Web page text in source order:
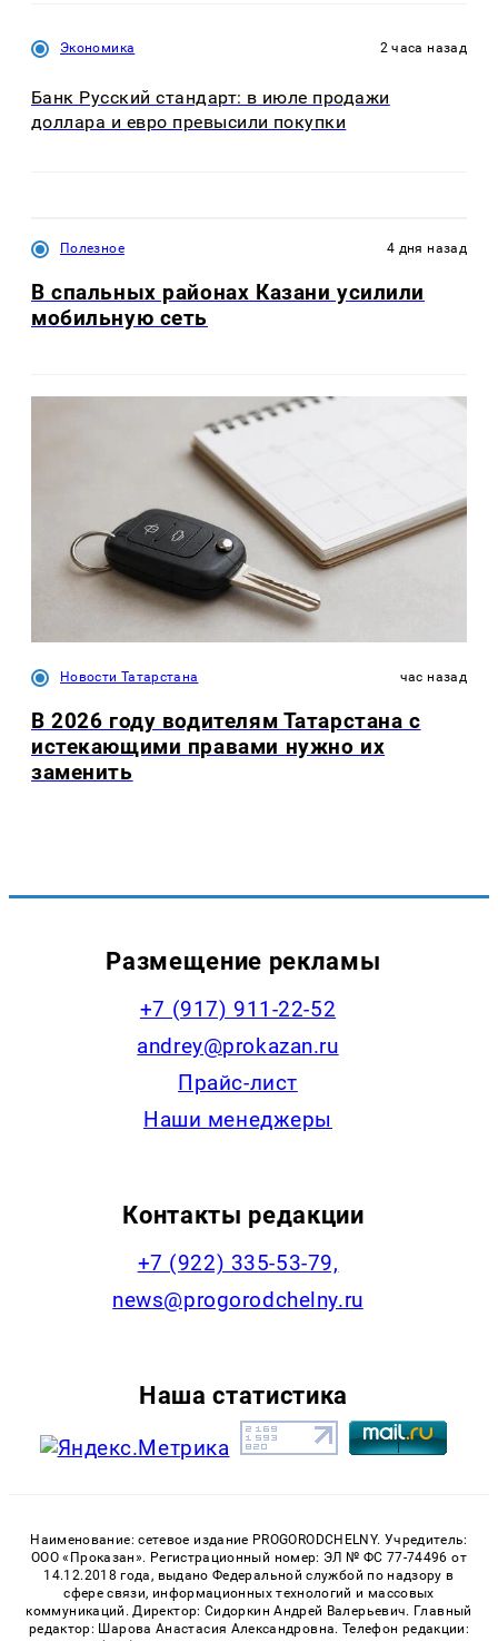
Экономика 2 часа назад
Банк Русский стандарт: в июле продажи
доллара и евро превысили покупки
Полезное 4 дня назад
В спальных районах Казани усилили
мобильную сеть
Новости Татарстана час назад
В 2026 году водителям Татарстана с
истекающими правами нужно их
заменить
Размещение рекламы
+7 (917) 911-22-52
andrey@prokazan.ru
Прайс-лист
Наши менеджеры
Контакты редакции
+7 (922) 335-53-79,
news@progorodchelny.ru
Наша статистика
Наименование: сетевое издание PROGORODCHELNY. Учредитель:
ООО «Проказан». Регистрационный номер: ЭЛ № ФС 77-74496 от
14.12.2018 года, выдано Федеральной службой по надзору в
сфере связи, информационных технологий и массовых
коммуникаций. Директор: Сидоркин Андрей Валерьевич. Главный
редактор: Шарова Анастасия Александровна. Телефон редакции: